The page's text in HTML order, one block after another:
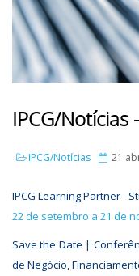
IPCG/
IPCG/Notícias 21
IPCG Learning Partner -
22 de setembro a 21 de
Save the Date |
de Negócio,